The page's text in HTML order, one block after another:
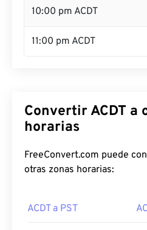
10:00 pm ACDT
11:00 pm ACDT
Convertir ACDT a
horarias
FreeConvert.com puede
otras zonas horarias:
ACDT a PST